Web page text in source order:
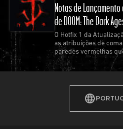
Notas de
de DOOM: The Dark
O Hotfix 1 da
as atribuições de
paredes vermelhas
jogo e os travamentos